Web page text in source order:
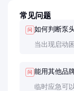
常见问题
问 如何判断泵
当出现启动
间超过15秒
问 能用其他品
临时应急可